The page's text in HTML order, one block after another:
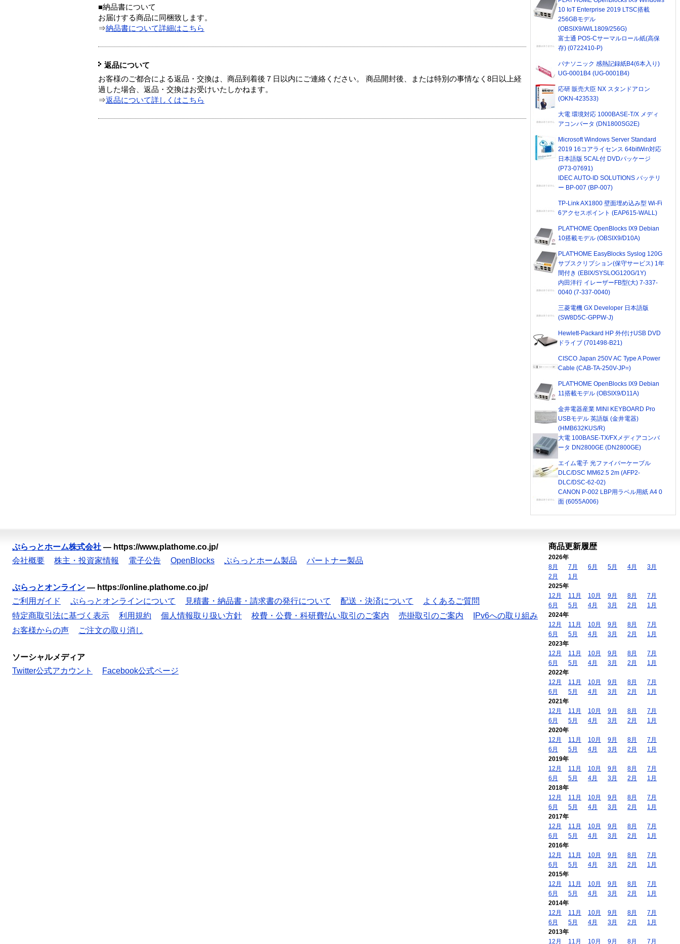
■納品書について
お届けする商品に同梱致します。
⇒納品書について詳細はこちら
返品について
お客様のご都合による返品・交換は、商品到着後７日以内にご連絡ください。 商品開封後、または特別の事情なく8日以上経
過した場合、返品・交換はお受けいたしかねます。
⇒返品について詳しくはこちら
10 IoT Enterprise 2019 LTSC搭載
256GBモデル
(OBSIX9/W/L1809/256G)
富士通 POS-Cサーマルロール紙(高保
存) (0722410-P)
パナソニック 感熱記録紙B4(6本入り)
UG-0001B4 (UG-0001B4)
応研 販売大臣 NX スタンドアロン
(OKN-423533)
大電 環境対応 1000BASE-T/X メディ
アコンバータ (DN1800SG2E)
Microsoft Windows Server Standard
2019 16コアライセンス 64bitWin対応
日本語版 5CAL付 DVDパッケージ
(P73-07691)
IDEC AUTO-ID SOLUTIONS バッテリ
ー BP-007 (BP-007)
TP-Link AX1800 壁面埋め込み型 Wi-Fi
6アクセスポイント (EAP615-WALL)
PLAT'HOME OpenBlocks IX9 Debian
10搭載モデル (OBSIX9/D10A)
PLAT'HOME EasyBlocks Syslog 120G
サブスクリプション(保守サービス) 1年
間付き (EBIX/SYSLOG120G/1Y)
内田洋行 イレーザーFB型(大) 7-337-
0040 (7-337-0040)
三菱電機 GX Developer 日本語版
(SW8D5C-GPPW-J)
Hewlett-Packard HP 外付けUSB DVD
ドライブ (701498-B21)
CISCO Japan 250V AC Type A Power
Cable (CAB-TA-250V-JP=)
PLAT'HOME OpenBlocks IX9 Debian
11搭載モデル (OBSIX9/D11A)
金井電器産業 MINI KEYBOARD Pro
USBモデル 英語版 (金井電器)
(HMB632KUS/R)
大電 100BASE-TX/FXメディアコンバ
ータ DN2800GE (DN2800GE)
エイム電子 光ファイバーケーブル
DLC/DSC MM62.5 2m (AFP2-
DLC/DSC-62-02)
CANON P-002 LBP用ラベル用紙 A4 0
面 (6055A006)
ぷらっとホーム株式会社 — https://www.plathome.co.jp/
会社概要
株主・投資家情報 電子公告 OpenBlocks ぷらっとホーム製品 パートナー製品
ぷらっとオンライン — https://online.plathome.co.jp/
ご利用ガイド
ぷらっとオンラインについて 見積書・納品書・請求書の発行について 配送・決済について
よくあるご質問
特定商取引法に基づく表示
利用規約 個人情報取り扱い方針 校費・公費・科研費払い取引のご案内 売掛取引のご案内
IPv6への取り組み
お客様からの声
ご注文の取り消し
ソーシャルメディア
Twitter公式アカウント
Facebook公式ページ
商品更新履歴
2026年
8月
7月 6月 5月 4月
3月
2月
1月
2025年
12月
11月 10月 9月 8月
7月
6月
5月 4月 3月 2月
1月
2024年
12月
11月 10月 9月 8月
7月
6月
5月 4月 3月 2月
1月
2023年
12月
11月 10月 9月 8月
7月
6月
5月 4月 3月 2月
1月
2022年
12月
11月 10月 9月 8月
7月
6月
5月 4月 3月 2月
1月
2021年
12月
11月 10月 9月 8月
7月
6月
5月 4月 3月 2月
1月
2020年
12月
11月 10月 9月 8月
7月
6月
5月 4月 3月 2月
1月
2019年
12月
11月 10月 9月 8月
7月
6月
5月 4月 3月 2月
1月
2018年
12月
11月 10月 9月 8月
7月
6月
5月 4月 3月 2月
1月
2017年
12月
11月 10月 9月 8月
7月
6月
5月 4月 3月 2月
1月
2016年
12月
11月 10月 9月 8月
7月
6月
5月 4月 3月 2月
1月
2015年
12月
11月 10月 9月 8月
7月
6月
5月 4月 3月 2月
1月
2014年
12月
11月 10月 9月 8月
7月
6月
5月 4月 3月 2月
1月
2013年
12月
11月 10月 9月 8月 7月